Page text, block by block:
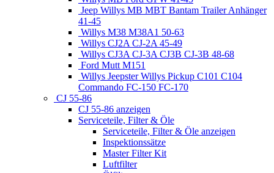
Jeep Willys MB MBT Bantam Trailer Anhänger
41-45
Willys M38 M38A1 50-63
Willys CJ2A CJ-2A 45-49
Willys CJ3A CJ-3A CJ3B CJ-3B 48-68
Ford Mutt M151
Willys Jeepster Willys Pickup C101 C104
Commando FC-150 FC-170
CJ 55-86
CJ 55-86 anzeigen
Serviceteile, Filter & Öle
Serviceteile, Filter & Öle anzeigen
Inspektionssätze
Master Filter Kit
Luftfilter